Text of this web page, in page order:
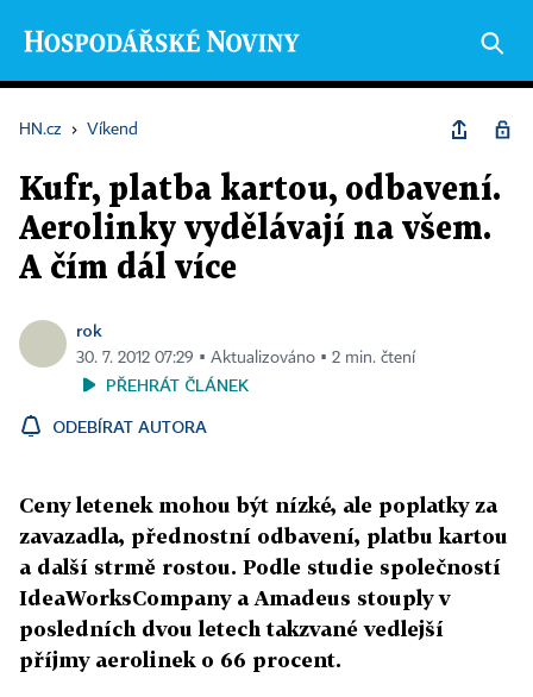
HN.cz › Víkend
Kufr, platba kartou, odbavení.
Aerolinky vydělávají na všem.
A čím dál více
rok
30. 7. 2012 07:29 ▪ Aktualizováno ▪ 2 min. čtení
PŘEHRÁT ČLÁNEK
ODEBÍRAT AUTORA
Ceny letenek mohou být nízké, ale poplatky za
zavazadla, přednostní odbavení, platbu kartou
a další strmě rostou. Podle studie společností
IdeaWorksCompany a Amadeus stouply v
posledních dvou letech takzvané vedlejší
příjmy aerolinek o 66 procent.